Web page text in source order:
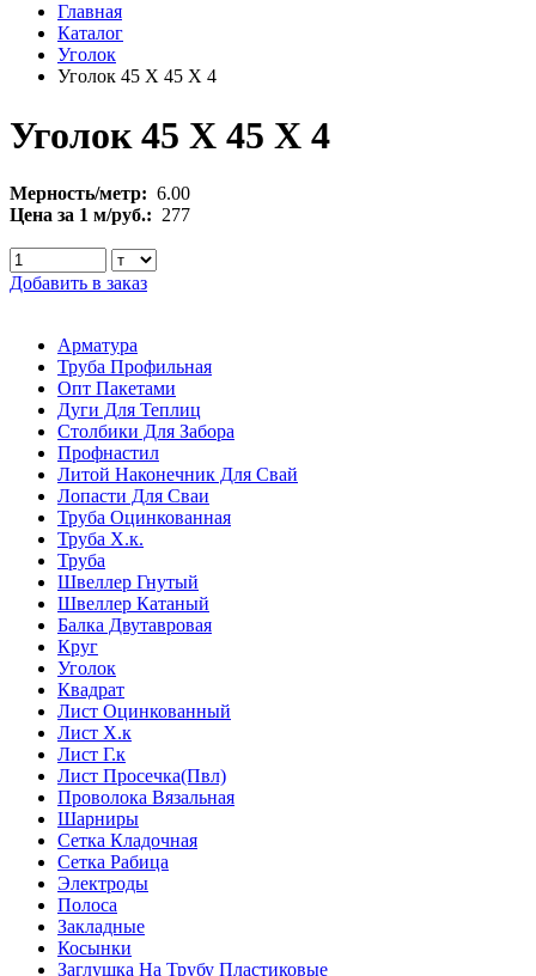
Главная
Каталог
Уголок
Уголок 45 Х 45 Х 4
Уголок 45 Х 45 Х 4
Мерность/метр: 6.00
Цена за 1 м/руб.: 277
Добавить в заказ
Арматура
Труба Профильная
Опт Пакетами
Дуги Для Теплиц
Столбики Для Забора
Профнастил
Литой Наконечник Для Свай
Лопасти Для Сваи
Труба Оцинкованная
Труба Х.к.
Труба
Швеллер Гнутый
Швеллер Катаный
Балка Двутавровая
Круг
Уголок
Квадрат
Лист Оцинкованный
Лист Х.к
Лист Г.к
Лист Просечка(Пвл)
Проволока Вязальная
Шарниры
Сетка Кладочная
Сетка Рабица
Электроды
Полоса
Закладные
Косынки
Заглушка На Трубу Пластиковые